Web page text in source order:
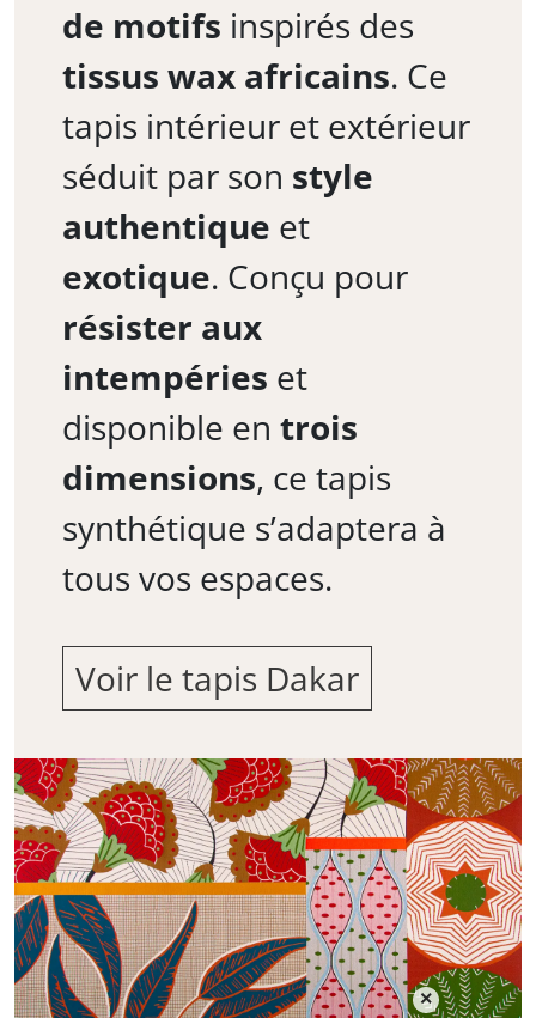
de motifs inspirés des
tissus wax africains. Ce
tapis intérieur et extérieur
séduit par son style
authentique et
exotique. Conçu pour
résister aux
intempéries et
disponible en trois
dimensions, ce tapis
synthétique s’adaptera à
tous vos espaces.
Voir le tapis Dakar
×